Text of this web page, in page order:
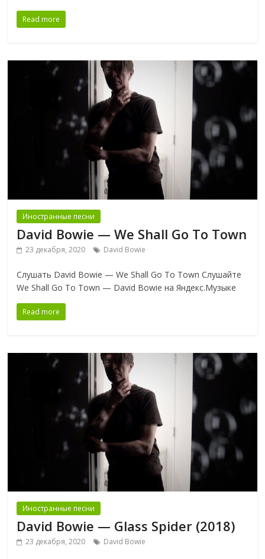
Read more
Иностранные песни
David Bowie — We Shall Go To Town
23 декабря, 2020 David Bowie
Слушать David Bowie — We Shall Go To Town Слушайте
We Shall Go To Town — David Bowie на Яндекс.Музыке
Read more
Иностранные песни
David Bowie — Glass Spider (2018)
23 декабря, 2020 David Bowie